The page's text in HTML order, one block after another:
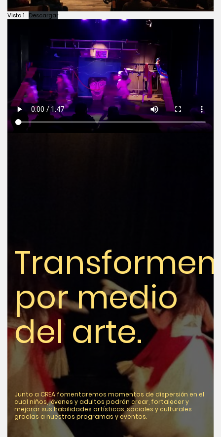
Vista 1 Descargar
por medio
del arte.
Junto a CREA fomentaremos momentos de dispersión en el
cual niños, jóvenes y adultos podrán crear, fortalecer y
mejorar sus habilidades artísticas, sociales y culturales
gracias a nuestros programas y eventos.